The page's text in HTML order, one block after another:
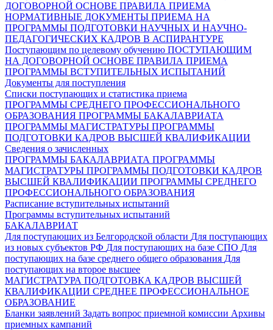
ДОГОВОРНОЙ ОСНОВЕ ПРАВИЛА ПРИЕМА
НОРМАТИВНЫЕ ДОКУМЕНТЫ ПРИЕМА НА
ПРОГРАММЫ ПОДГОТОВКИ НАУЧНЫХ И НАУЧНО-
ПЕДАГОГИЧЕСКИХ КАДРОВ В АСПИРАНТУРЕ
Поступающим по целевому обучению ПОСТУПАЮЩИМ
НА ДОГОВОРНОЙ ОСНОВЕ ПРАВИЛА ПРИЕМА
ПРОГРАММЫ ВСТУПИТЕЛЬНЫХ ИСПЫТАНИЙ
Документы для поступления
Списки поступающих и статистика приема
ПРОГРАММЫ СРЕДНЕГО ПРОФЕССИОНАЛЬНОГО
ОБРАЗОВАНИЯ ПРОГРАММЫ БАКАЛАВРИАТА
ПРОГРАММЫ МАГИСТРАТУРЫ ПРОГРАММЫ
ПОДГОТОВКИ КАДРОВ ВЫСШЕЙ КВАЛИФИКАЦИИ
Сведения о зачисленных
ПРОГРАММЫ БАКАЛАВРИАТА ПРОГРАММЫ
МАГИСТРАТУРЫ ПРОГРАММЫ ПОДГОТОВКИ КАДРОВ
ВЫСШЕЙ КВАЛИФИКАЦИИ ПРОГРАММЫ СРЕДНЕГО
ПРОФЕССИОНАЛЬНОГО ОБРАЗОВАНИЯ
Расписание вступительных испытаний
Программы вступительных испытаний
БАКАЛАВРИАТ
Для поступающих из Белгородской области Для поступающих
из новых субъектов РФ Для поступающих на базе СПО Для
поступающих на базе среднего общего образования Для
поступающих на второе высшее
МАГИСТРАТУРА ПОДГОТОВКА КАДРОВ ВЫСШЕЙ
КВАЛИФИКАЦИИ СРЕДНЕЕ ПРОФЕССИОНАЛЬНОЕ
ОБРАЗОВАНИЕ
Бланки заявлений Задать вопрос приемной комиссии Архивы
приемных кампаний